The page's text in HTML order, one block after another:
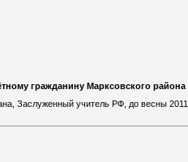
гражданину Марксовского
Заслуженный учитель РФ, до весны